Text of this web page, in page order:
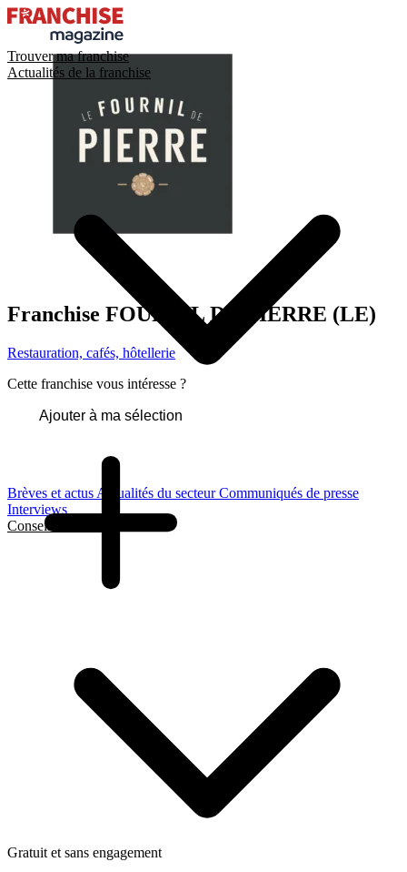
Trouver ma franchise
Actualités de la franchise
Brèves et actus Actualités du secteurCommuniqués de presse
Interviews
Conseils et Guides
Franchise FOURNIL DE PIERRE (LE)
Restauration, cafés, hôtellerie
Cette franchise vous intéresse ?
Ajouter à ma sélection
Gratuit et sans engagement